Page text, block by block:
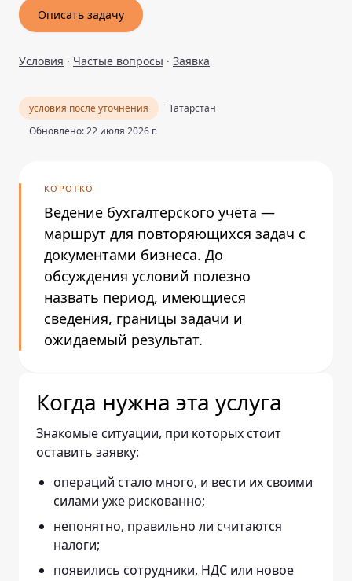
Описать задачу
Условия · Частые вопросы · Заявка
условия после уточнения
Татарстан
Обновлено: 22 июля 2026 г.
КОРОТКО
Ведение бухгалтерского учёта —
маршрут для повторяющихся задач с
документами бизнеса. До
обсуждения условий полезно
назвать период, имеющиеся
сведения, границы задачи и
ожидаемый результат.
Когда нужна эта услуга
Знакомые ситуации, при которых стоит
оставить заявку:
операций стало много, и вести их своими
силами уже рискованно;
непонятно, правильно ли считаются
налоги;
появились сотрудники, НДС или новое